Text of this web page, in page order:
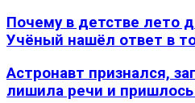
Почему в детстве лето
Учёный нашёл ответ в
Астронавт признался,
лишила речи и